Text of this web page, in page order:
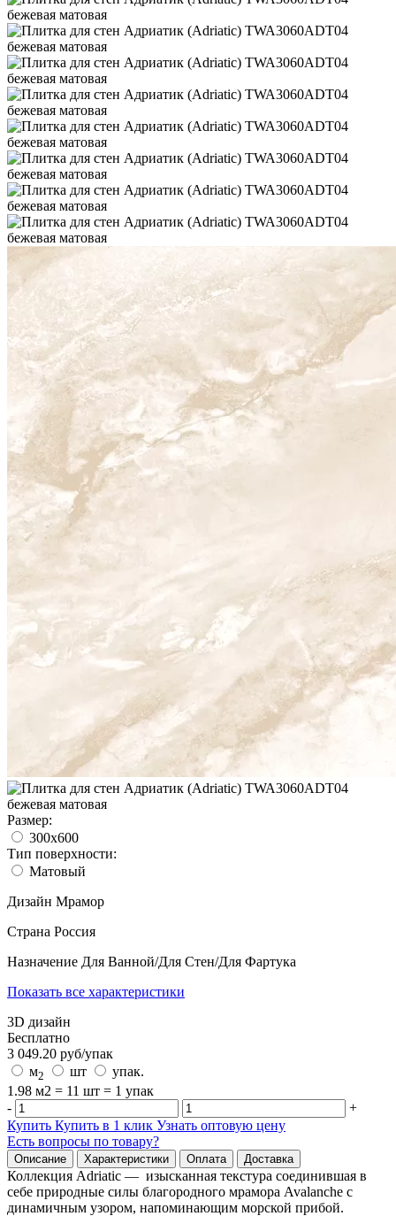
Размер:
300x600
Тип поверхности:
Матовый
Дизайн Мрамор
Страна Россия
Назначение Для Ванной/Для Стен/Для Фартука
Показать все характеристики
3D дизайн
Бесплатно
3 049.20 руб/упак
м2 шт
упак.
1.98 м2 = 11 шт = 1 упак
-
+
Купить Купить в 1 клик Узнать оптовую цену
Есть вопросы по товару?
Описание Характеристики Оплата Доставка
Коллекция Adriatic — изысканная текстура соединившая в
себе природные силы благородного мрамора Avalanche с
динамичным узором, напоминающим морской прибой.